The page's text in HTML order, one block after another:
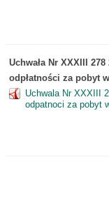
Uchwała Nr XXXIII
odpłatności za pobyt
Uchwala Nr XXXIII
odpatnoci za pobyt